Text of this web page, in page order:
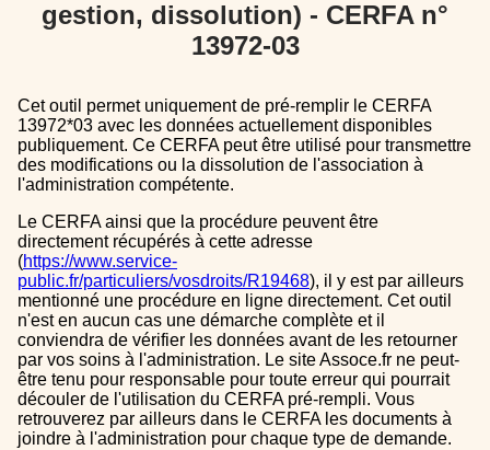
gestion, dissolution) - CERFA n°
13972-03
Cet outil permet uniquement de pré-remplir le CERFA
13972*03 avec les données actuellement disponibles
publiquement. Ce CERFA peut être utilisé pour transmettre
des modifications ou la dissolution de l'association à
l'administration compétente.
Le CERFA ainsi que la procédure peuvent être
directement récupérés à cette adresse
(https://www.service-
public.fr/particuliers/vosdroits/R19468), il y est par ailleurs
mentionné une procédure en ligne directement. Cet outil
n'est en aucun cas une démarche complète et il
conviendra de vérifier les données avant de les retourner
par vos soins à l'administration. Le site Assoce.fr ne peut-
être tenu pour responsable pour toute erreur qui pourrait
découler de l'utilisation du CERFA pré-rempli. Vous
retrouverez par ailleurs dans le CERFA les documents à
joindre à l'administration pour chaque type de demande.